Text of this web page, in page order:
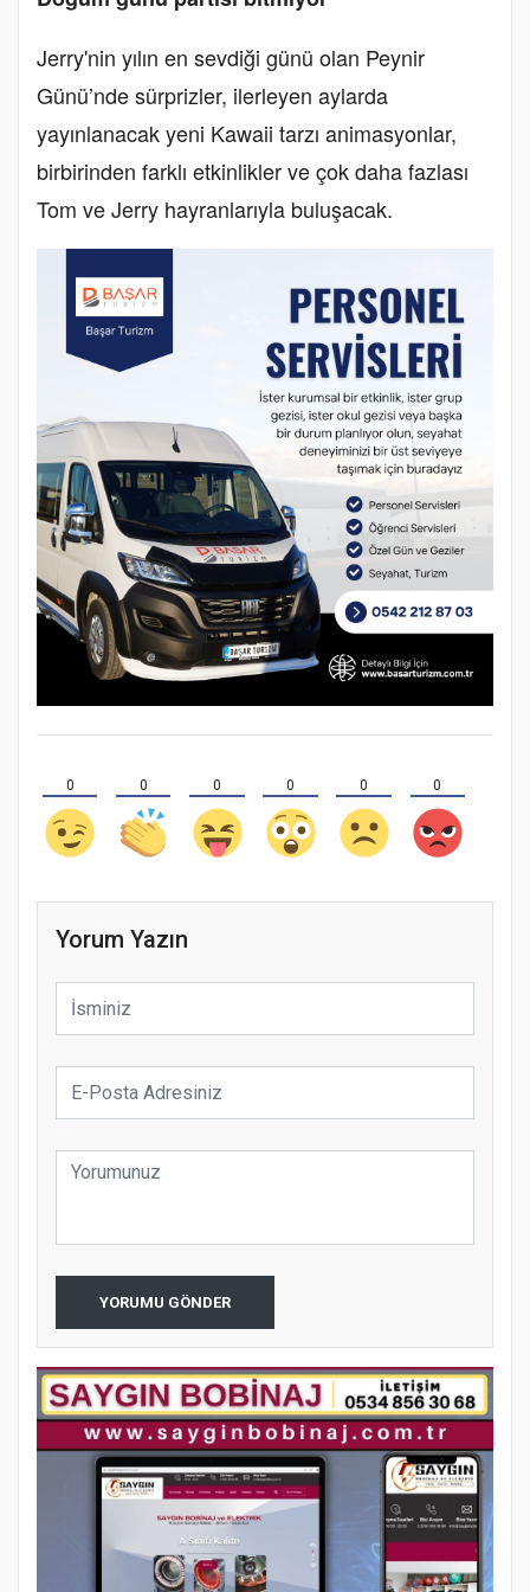
Jerry'nin yılın en sevdiği günü olan Peynir
Günü’nde sürprizler, ilerleyen aylarda
yayınlanacak yeni Kawaii tarzı animasyonlar,
birbirinden farklı etkinlikler ve çok daha fazlası
Tom ve Jerry hayranlarıyla buluşacak.
0 0 0 0 0 0
Yorum Yazın
YORUMU GÖNDER